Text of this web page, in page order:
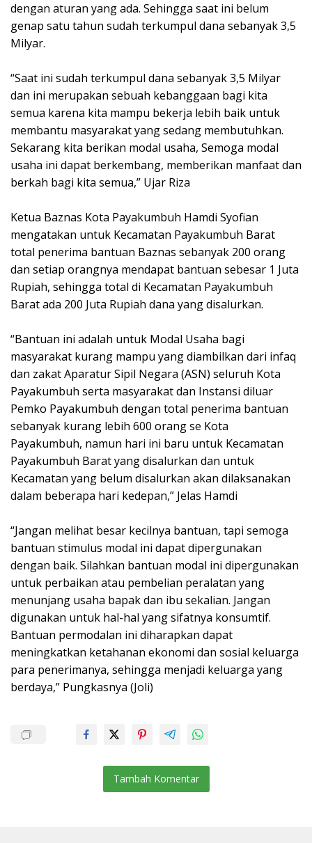
dengan aturan yang ada. Sehingga saat ini belum
genap satu tahun sudah terkumpul dana sebanyak 3,5
Milyar.
“Saat ini sudah terkumpul dana sebanyak 3,5 Milyar
dan ini merupakan sebuah kebanggaan bagi kita
semua karena kita mampu bekerja lebih baik untuk
membantu masyarakat yang sedang membutuhkan.
Sekarang kita berikan modal usaha, Semoga modal
usaha ini dapat berkembang, memberikan manfaat dan
berkah bagi kita semua,” Ujar Riza
Ketua Baznas Kota Payakumbuh Hamdi Syofian
mengatakan untuk Kecamatan Payakumbuh Barat
total penerima bantuan Baznas sebanyak 200 orang
dan setiap orangnya mendapat bantuan sebesar 1 Juta
Rupiah, sehingga total di Kecamatan Payakumbuh
Barat ada 200 Juta Rupiah dana yang disalurkan.
“Bantuan ini adalah untuk Modal Usaha bagi
masyarakat kurang mampu yang diambilkan dari infaq
dan zakat Aparatur Sipil Negara (ASN) seluruh Kota
Payakumbuh serta masyarakat dan Instansi diluar
Pemko Payakumbuh dengan total penerima bantuan
sebanyak kurang lebih 600 orang se Kota
Payakumbuh, namun hari ini baru untuk Kecamatan
Payakumbuh Barat yang disalurkan dan untuk
Kecamatan yang belum disalurkan akan dilaksanakan
dalam beberapa hari kedepan,” Jelas Hamdi
“Jangan melihat besar kecilnya bantuan, tapi semoga
bantuan stimulus modal ini dapat dipergunakan
dengan baik. Silahkan bantuan modal ini dipergunakan
untuk perbaikan atau pembelian peralatan yang
menunjang usaha bapak dan ibu sekalian. Jangan
digunakan untuk hal-hal yang sifatnya konsumtif.
Bantuan permodalan ini diharapkan dapat
meningkatkan ketahanan ekonomi dan sosial keluarga
para penerimanya, sehingga menjadi keluarga yang
berdaya,” Pungkasnya (Joli)
Tambah Komentar